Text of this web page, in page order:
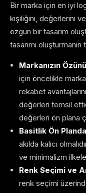
Bir marka için en iyi
kişiliğini, değerlerini
özgün bir tasarım
tasarımı oluşturmanın
Markanızın
için öncelikle
rekabet
değerleri temsil
değerleri ön plana
Basitlik Ön
akılda kalıcı
ve minimalizm
Renk Seçimi ve
renk seçimi